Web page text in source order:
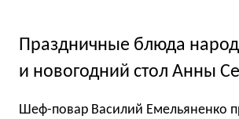
Праздничные блюда
и новогодний стол Анны
Шеф-повар Василий Емельяненко